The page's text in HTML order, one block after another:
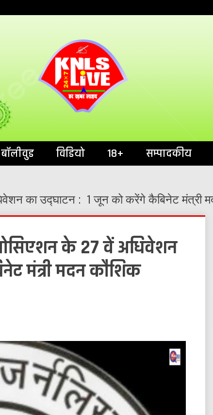
बॉलीवुड विडियो 18+ सम्पादकीय
का उद्घाटन : 1 जून को करेंगे कैबिनेट मंत्री
के 27 वें अधिवेशन
मंत्री मदन कौशिक